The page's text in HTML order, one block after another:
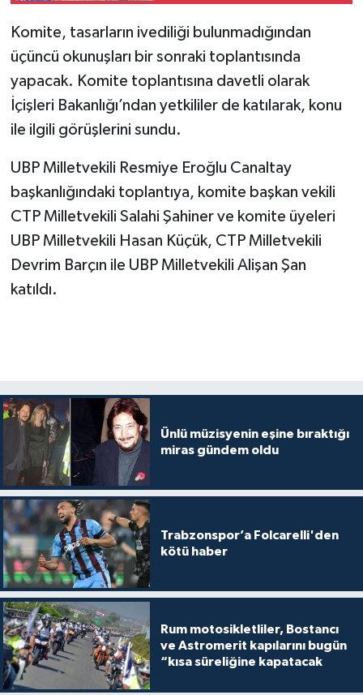
Komite, tasarların ivediliği bulunmadığından
üçüncü okunuşları bir sonraki toplantısında
yapacak. Komite toplantısına davetli olarak
İçişleri Bakanlığı’ndan yetkililer de katılarak, konu
ile ilgili görüşlerini sundu.
UBP Milletvekili Resmiye Eroğlu Canaltay
başkanlığındaki toplantıya, komite başkan vekili
CTP Milletvekili Salahi Şahiner ve komite üyeleri
UBP Milletvekili Hasan Küçük, CTP Milletvekili
Devrim Barçın ile UBP Milletvekili Alişan Şan
katıldı.
Ünlü müzisyenin eşine bıraktığı
miras gündem oldu
Trabzonspor’a Folcarelli'den
kötü haber
Rum motosikletliler, Bostancı
ve Astromerit kapılarını bugün
“kısa süreliğine kapatacak